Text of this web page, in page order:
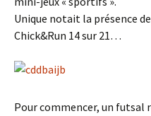
Unique notait la présence
Chick&Run 14 sur 21…
Pour commencer, un futsal